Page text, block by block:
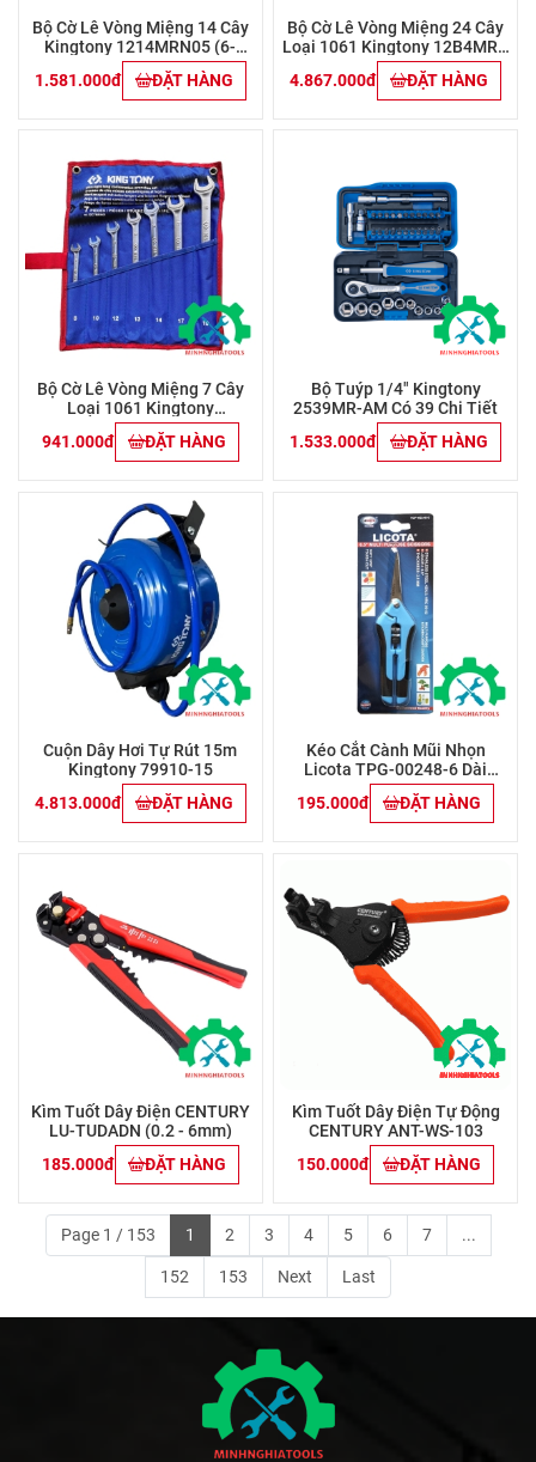
Bộ Cờ Lê Vòng Miệng 14 Cây
Kingtony 1214MRN05 (6-
19mm)
1.581.000đ ĐẶT HÀNG
Bộ Cờ Lê Vòng Miệng 24 Cây
Loại 1061 Kingtony 12B4MRN
( 6-32mm)
4.867.000đ ĐẶT HÀNG
Bộ Cờ Lê Vòng Miệng 7 Cây
Loại 1061 Kingtony
12C7MRN01 (8-19mm)
941.000đ ĐẶT HÀNG
Bộ Tuýp 1/4" Kingtony
2539MR-AM Có 39 Chi Tiết
1.533.000đ
ĐẶT HÀNG
Cuộn Dây Hơi Tự Rút 15m
Kingtony 79910-15
4.813.000đ
ĐẶT HÀNG
Kéo Cắt Cành Mũi Nhọn
Licota TPG-00248-6 Dài
165mm
195.000đ ĐẶT HÀNG
Kìm Tuốt Dây Điện CENTURY
LU-TUDADN (0.2 - 6mm)
185.000đ
ĐẶT HÀNG
Kìm Tuốt Dây Điện Tự Động
CENTURY ANT-WS-103
150.000đ
ĐẶT HÀNG
Page 1 / 153 1 2 3 4 5 6 7 ...
152 153 Next Last